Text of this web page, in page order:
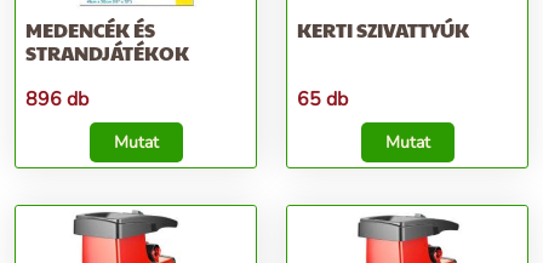
MEDENCÉK ÉS
STRANDJÁTÉKOK
896 db
Mutat
KERTI SZIVATTYÚK
65 db
Mutat